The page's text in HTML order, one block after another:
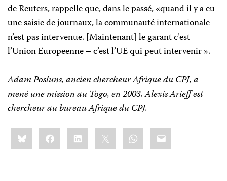
de Reuters, rappelle que, dans le passé, «quand il y a eu
une saisie de journaux, la communauté internationale
n’est pas intervenue. [Maintenant] le garant c’est
l’Union Europeenne – c’est l’UE qui peut intervenir ».
Adam Posluns, ancien chercheur Afrique du CPJ, a
mené une mission au Togo, en 2003. Alexis Arieff est
chercheur au bureau Afrique du CPJ.
Share
this:BlueskyFacebookLinkedIn WhatsApp
Email